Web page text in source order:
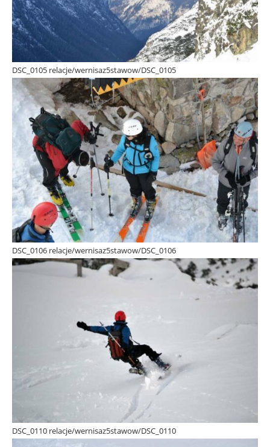
DSC_0105 relacje/wernisaz5stawow/DSC_0105
DSC_0106 relacje/wernisaz5stawow/DSC_0106
DSC_0110 relacje/wernisaz5stawow/DSC_0110